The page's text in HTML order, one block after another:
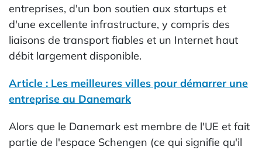
entreprises, d'un bon soutien aux startups et
d'une excellente infrastructure, y compris des
liaisons de transport fiables et un Internet haut
débit largement disponible.
Article : Les meilleures villes pour démarrer une
entreprise au Danemark
Alors que le Danemark est membre de l'UE et fait
partie de l'espace Schengen (ce qui signifie qu'il